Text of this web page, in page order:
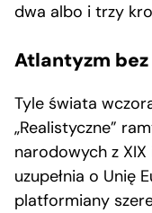
dwa albo i trzy
Atlantyzm bez
Tyle świata
„Realistyczne”
narodowych z
uzupełnia o Unię
platformiany